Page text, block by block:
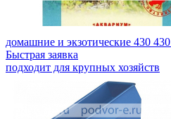
домашние и экзотические 430 430
Быстрая заявка
подходит для крупных хозяйств